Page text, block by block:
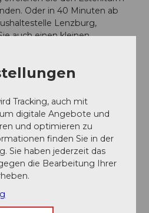
Oder in 40 Minuten ab
Lenzburg,
auch einen kleinen
Auf der Karte anschauen
Tracking, auch mit
digitale Angebote und
und optimieren zu
finden Sie in der
Sie haben jederzeit das
die Bearbeitung Ihrer